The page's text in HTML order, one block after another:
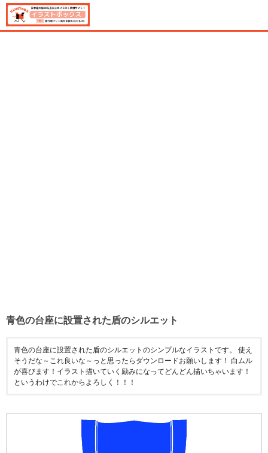
青色の台座に設置された盾のシルエット
青色の台座に設置された盾のシルエットのシンプルなイラストです。 使え
そうだな～これ良いな～っと思ったらダウンロードお願いします！ 白ムル
が喜びます！イラスト描いていく励みになってどんどん描いちゃいます！
というわけでこれからよろしく！！！